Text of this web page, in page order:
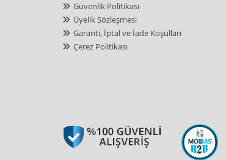
Güvenlik Politikası
Üyelik Sözleşmesi
Garanti, İptal ve İade Koşulları
Çerez Politikası